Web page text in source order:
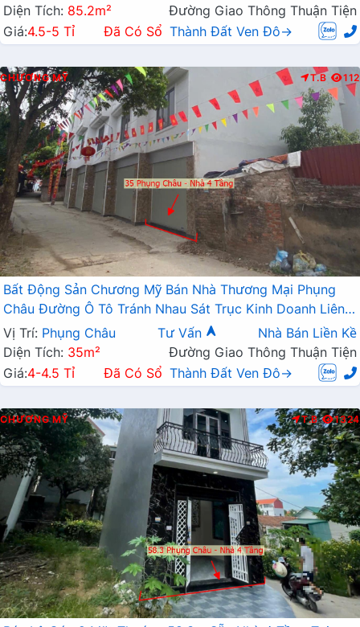
Diện Tích: 85.2m²
Đường Giao Thông Thuận Tiện
Giá:4.5-5 Tỉ Đã Có Sổ Thành Đất Ven Đô→
CHƯƠNG MỸ T.B 112
Bất Động Sản Chương Mỹ Bán Nhà Thương Mại Phụng
Châu Đường Ô Tô Tránh Nhau Sát Trục Kinh Doanh Liên
Xã
Vị Trí: Phụng Châu Tư Vấn
Nhà Bán Liền Kề
Diện Tích: 35m²
Đường Giao Thông Thuận Tiện
Giá:4-4.5 Tỉ Đã Có Sổ Thành Đất Ven Đô→
CHƯƠNG MỸ T.B 1324